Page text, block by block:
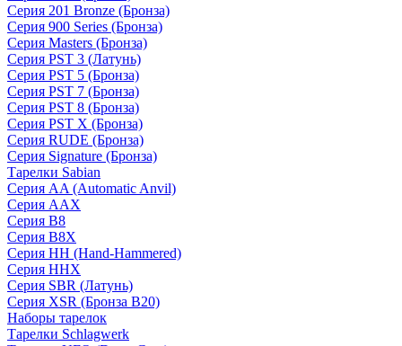
Серия 201 Bronze (Бронза)
Серия 900 Series (Бронза)
Серия Masters (Бронза)
Серия PST 3 (Латунь)
Серия PST 5 (Бронза)
Серия PST 7 (Бронза)
Серия PST 8 (Бронза)
Серия PST X (Бронза)
Серия RUDE (Бронза)
Серия Signature (Бронза)
Тарелки Sabian
Серия AA (Automatic Anvil)
Серия AAX
Серия B8
Серия B8X
Серия HH (Hand-Hammered)
Серия HHX
Серия SBR (Латунь)
Серия XSR (Бронза B20)
Наборы тарелок
Тарелки Schlagwerk